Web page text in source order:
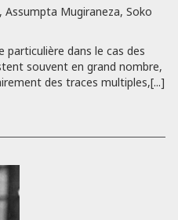
Assumpta Mugiraneza, Soko
particulière dans le cas des
souvent en grand nombre,
des traces multiples,[...]